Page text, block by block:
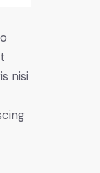
nisi